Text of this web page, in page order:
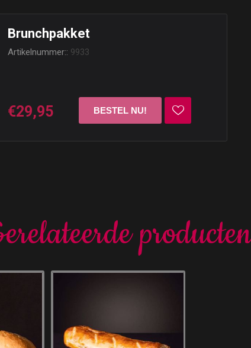
Brunchpakket
Artikelnummer:: 9933
€29,95